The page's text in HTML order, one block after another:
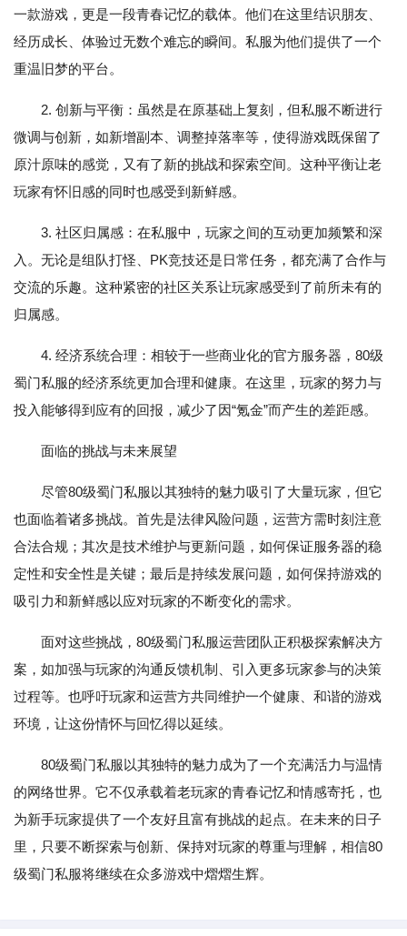
一款游戏，更是一段青春记忆的载体。他们在这里结识朋友、
经历成长、体验过无数个难忘的瞬间。私服为他们提供了一个
重温旧梦的平台。
2. 创新与平衡：虽然是在原基础上复刻，但私服不断进行
微调与创新，如新增副本、调整掉落率等，使得游戏既保留了
原汁原味的感觉，又有了新的挑战和探索空间。这种平衡让老
玩家有怀旧感的同时也感受到新鲜感。
3. 社区归属感：在私服中，玩家之间的互动更加频繁和深
入。无论是组队打怪、PK竞技还是日常任务，都充满了合作与
交流的乐趣。这种紧密的社区关系让玩家感受到了前所未有的
归属感。
4. 经济系统合理：相较于一些商业化的官方服务器，80级
蜀门私服的经济系统更加合理和健康。在这里，玩家的努力与
投入能够得到应有的回报，减少了因“氪金”而产生的差距感。
面临的挑战与未来展望
尽管80级蜀门私服以其独特的魅力吸引了大量玩家，但它
也面临着诸多挑战。首先是法律风险问题，运营方需时刻注意
合法合规；其次是技术维护与更新问题，如何保证服务器的稳
定性和安全性是关键；最后是持续发展问题，如何保持游戏的
吸引力和新鲜感以应对玩家的不断变化的需求。
面对这些挑战，80级蜀门私服运营团队正积极探索解决方
案，如加强与玩家的沟通反馈机制、引入更多玩家参与的决策
过程等。也呼吁玩家和运营方共同维护一个健康、和谐的游戏
环境，让这份情怀与回忆得以延续。
80级蜀门私服以其独特的魅力成为了一个充满活力与温情
的网络世界。它不仅承载着老玩家的青春记忆和情感寄托，也
为新手玩家提供了一个友好且富有挑战的起点。在未来的日子
里，只要不断探索与创新、保持对玩家的尊重与理解，相信80
级蜀门私服将继续在众多游戏中熠熠生辉。